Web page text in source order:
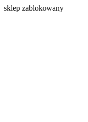
sklep zablokowany